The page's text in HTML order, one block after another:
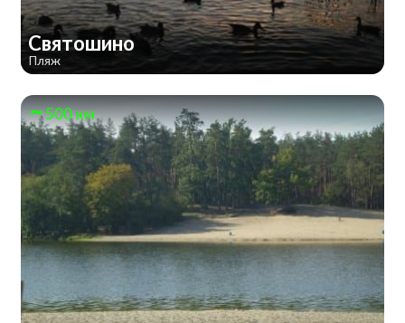
Святошино
Пляж
500 км